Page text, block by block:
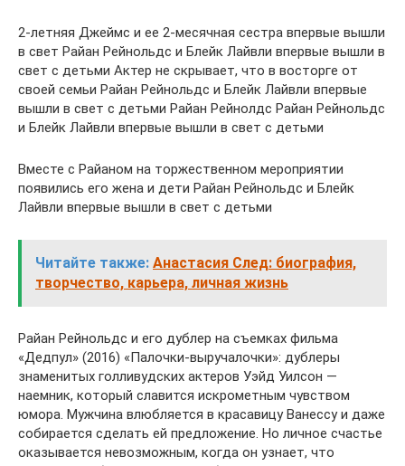
2-летняя Джеймс и ее 2-месячная сестра впервые вышли
в свет Райан Рейнольдс и Блейк Лайвли впервые вышли в
свет с детьми Актер не скрывает, что в восторге от
своей семьи Райан Рейнольдс и Блейк Лайвли впервые
вышли в свет с детьми Райан Рейнолдс Райан Рейнольдс
и Блейк Лайвли впервые вышли в свет с детьми
Вместе с Райаном на торжественном мероприятии
появились его жена и дети Райан Рейнольдс и Блейк
Лайвли впервые вышли в свет с детьми
Читайте также: Анастасия След: биография,
творчество, карьера, личная жизнь
Райан Рейнольдс и его дублер на съемках фильма
«Дедпул» (2016) «Палочки-выручалочки»: дублеры
знаменитых голливудских актеров Уэйд Уилсон —
наемник, который славится искрометным чувством
юмора. Мужчина влюбляется в красавицу Ванессу и даже
собирается сделать ей предложение. Но личное счастье
оказывается невозможным, когда он узнает, что